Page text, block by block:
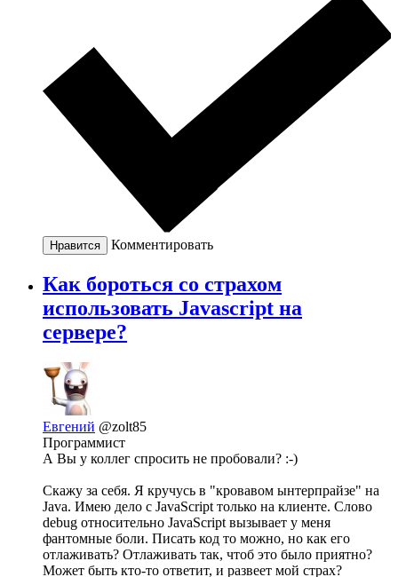
Нравится Комментировать
Как бороться со страхом
использовать Javascript на
сервере?
Евгений @zolt85
Программист
А Вы у коллег спросить не пробовали? :-)
Скажу за себя. Я кручусь в "кровавом ынтерпрайзе" на
Java. Имею дело с JavaScript только на клиенте. Слово
debug относительно JavaScript вызывает у меня
фантомные боли. Писать код то можно, но как его
отлаживать? Отлаживать так, чтоб это было приятно?
Может быть кто-то ответит, и развеет мой страх?